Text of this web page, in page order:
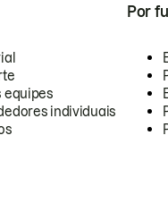
equipes
individuais
Por